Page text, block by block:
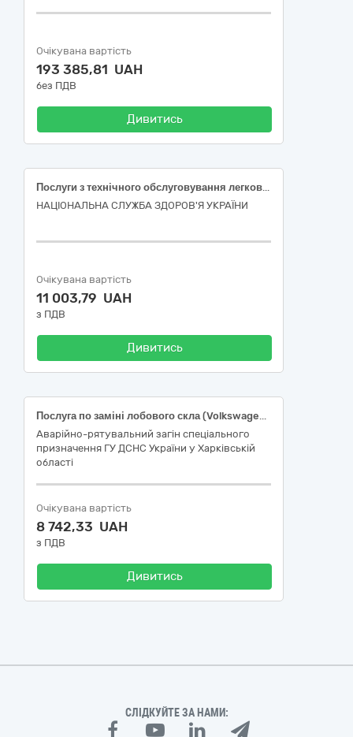
Очікувана вартість
193 385,81 UAH
без ПДВ
Дивитись
Послуги з технічного обслуговування легкового автомобіля Skoda Octavia, державний номер КА3951АВ
НАЦІОНАЛЬНА СЛУЖБА ЗДОРОВ'Я УКРАЇНИ
Очікувана вартість
11 003,79 UAH
з ПДВ
Дивитись
Послуга по заміні лобового скла (Volkswagen Pick-Up 2.4 DN, 1998 року VIN: WV3ZZZ70ZWH107092) ДК 021:2015: 50110000-9 — Послуги з ремонту і технічного обслуговування мототранспортних засобів і супутнього обладнання
Аварійно-рятувальний загін спеціального
призначення ГУ ДСНС України у Харківській
області
Очікувана вартість
8 742,33 UAH
з ПДВ
Дивитись
СЛІДКУЙТЕ ЗА НАМИ: